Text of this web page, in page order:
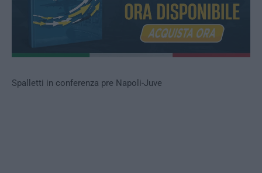
Spalletti in conferenza pre Napoli-Juve